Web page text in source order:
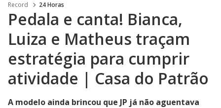
Record 24 Horas
Pedala e canta! Bianca,
Luiza e Matheus traçam
estratégia para cumprir
atividade | Casa do Patrão
A modelo ainda brincou que JP já não aguentava